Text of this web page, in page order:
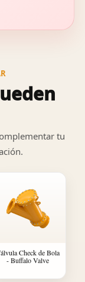
tu
Check de Bola
- Buffalo Valve